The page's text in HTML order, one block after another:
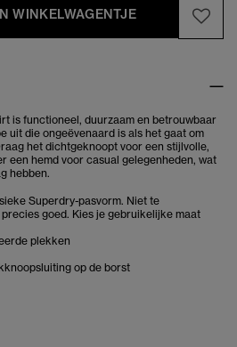
WINKELWAGENTJE
is functioneel, duurzaam en betrouwbaar
uit die ongeëvenaard is als het gaat om
het dichtgeknoopt voor een stijlvolle,
een hemd voor casual gelegenheden, wat
hebben.
Superdry-pasvorm. Niet te
goed. Kies je gebruikelijke maat
plekken
op de borst